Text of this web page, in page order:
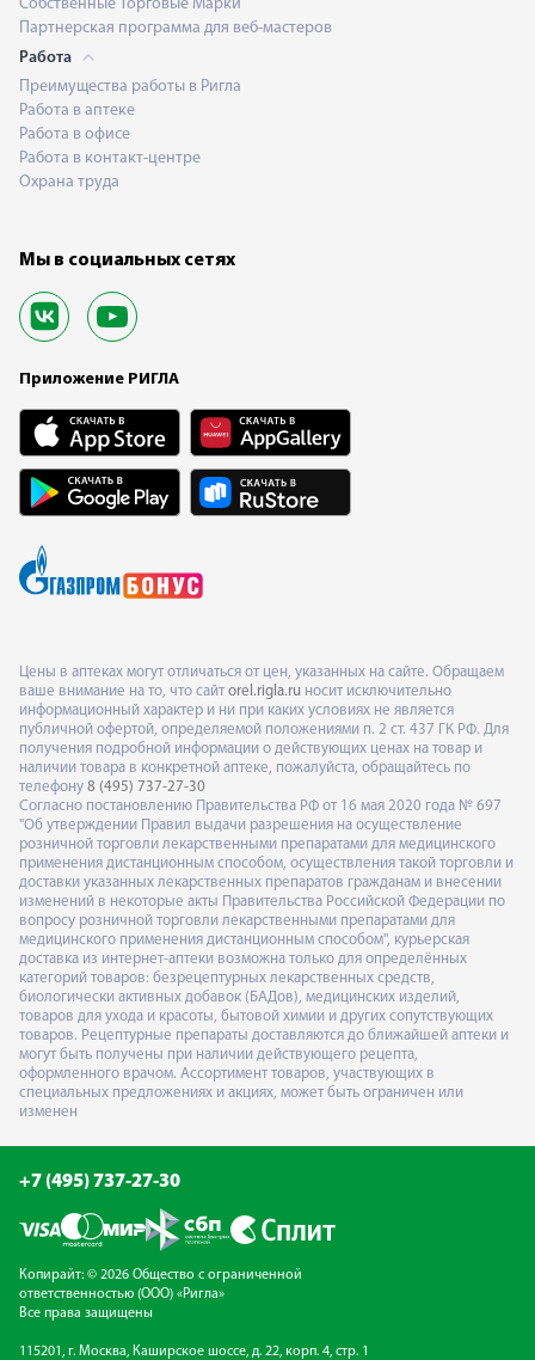
Собственные Торговые Марки
Партнерская программа для веб-мастеров
Работа
Преимущества работы в Ригла
Работа в аптеке
Работа в офисе
Работа в контакт-центре
Охрана труда
Мы в социальных сетях
Приложение РИГЛА
Цены в аптеках могут отличаться от цен, указанных на сайте. Обращаем
ваше внимание на то, что сайт orel.rigla.ru носит исключительно
информационный характер и ни при каких условиях не является
публичной офертой, определяемой положениями п. 2 ст. 437 ГК РФ. Для
получения подробной информации о действующих ценах на товар и
наличии товара в конкретной аптеке, пожалуйста, обращайтесь по
телефону 8 (495) 737-27-30
Согласно постановлению Правительства РФ от 16 мая 2020 года № 697
"Об утверждении Правил выдачи разрешения на осуществление
розничной торговли лекарственными препаратами для медицинского
применения дистанционным способом, осуществления такой торговли и
доставки указанных лекарственных препаратов гражданам и внесении
изменений в некоторые акты Правительства Российской Федерации по
вопросу розничной торговли лекарственными препаратами для
медицинского применения дистанционным способом", курьерская
доставка из интернет-аптеки возможна только для определённых
категорий товаров: безрецептурных лекарственных средств,
биологически активных добавок (БАДов), медицинских изделий,
товаров для ухода и красоты, бытовой химии и других сопутствующих
товаров. Рецептурные препараты доставляются до ближайшей аптеки и
могут быть получены при наличии действующего рецепта,
оформленного врачом. Ассортимент товаров, участвующих в
специальных предложениях и акциях, может быть ограничен или
изменен
+7 (495) 737-27-30
Копирайт: © 2026 Общество с ограниченной
ответственностью (ООО) «Ригла»
Все права защищены
115201, г. Москва, Каширское шоссе, д. 22, корп. 4, стр. 1